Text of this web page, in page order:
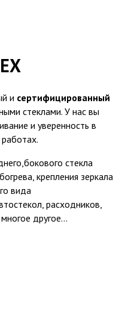
и сертифицированный
стеклами. У нас вы
и уверенность в
стекла
крепления зеркала
вида
расходников,
другое...